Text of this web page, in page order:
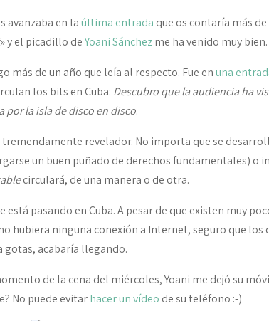
avanzaba en laúltima entrada que os contaría más de
» y el picadillo deYoani Sánchezme ha venido muy bien.
más de un año que leía al respecto. Fue enuna
los bits en Cuba: Descubro que la audiencia ha
por la isla de disco en disco.
revelador. No importa que se
un buen puñado de derechos fundamentales)
circulará, de una manera o de otra.
está pasando en Cuba. A pesar de que existen muy
hubiera ninguna conexión a Internet, seguro que
gotas, acabaría llegando.
de la cena del miércoles, Yoani me dejó su
No puede evitarhacer un vídeo de su teléfono :-)